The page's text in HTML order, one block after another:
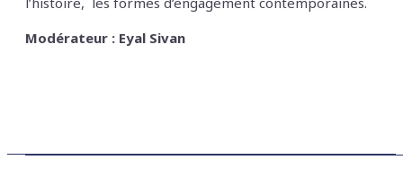
Modérateur : Eyal Sivan